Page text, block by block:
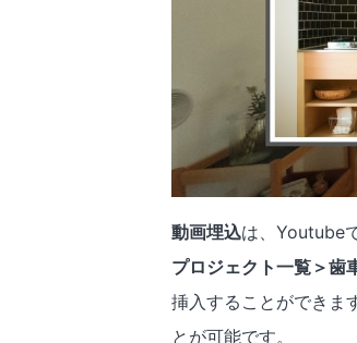
動画埋込は、Youtube
プロジェクト一覧＞歯
挿入することができま
とが可能です。